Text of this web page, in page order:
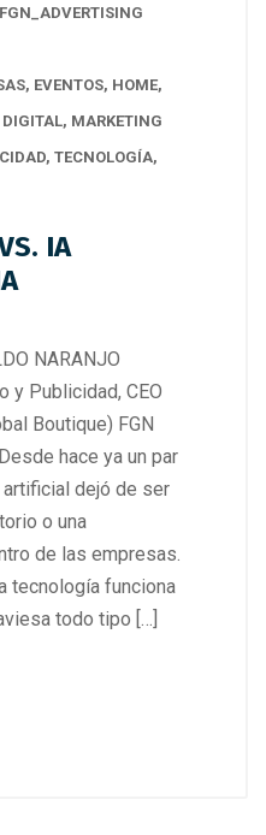
FGN_ADVERTISING
, EVENTOS, HOME,
, MARKETING
, TECNOLOGÍA,
IA
NARANJO
y Publicidad, CEO
Boutique) FGN
hace ya un par
dejó de ser
o una
de las empresas.
tecnología funciona
todo tipo […]